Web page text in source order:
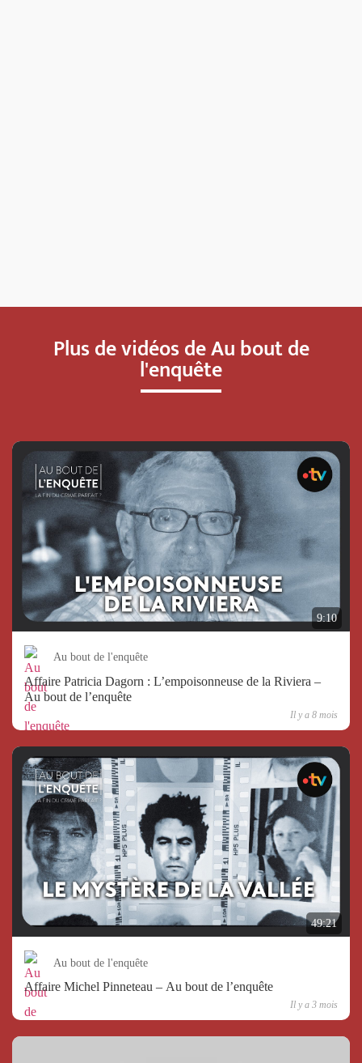
Plus de vidéos de Au bout de
l'enquête
9:10
Au bout de l'enquête
Affaire Patricia Dagorn : L’empoisonneuse de la Riviera –
Au bout de l’enquête
Il y a 8 mois
49:21
Au bout de l'enquête
Affaire Michel Pinneteau – Au bout de l’enquête
Il y a 3 mois